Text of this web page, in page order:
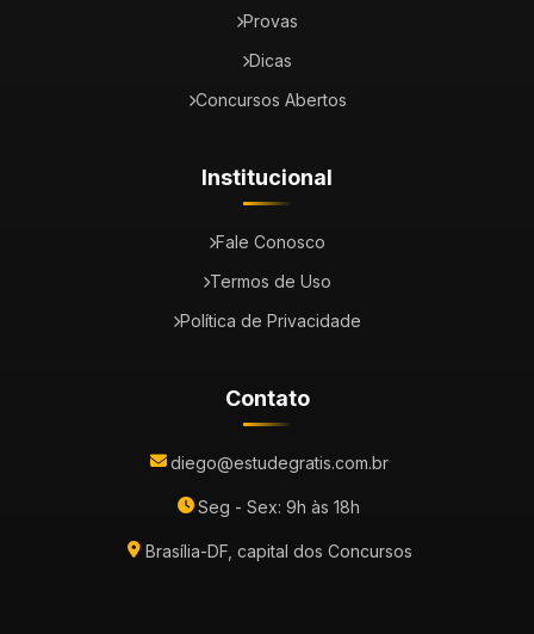
Provas
Dicas
Concursos Abertos
Institucional
Fale Conosco
Termos de Uso
Política de Privacidade
Contato
diego@estudegratis.com.br
Seg - Sex: 9h às 18h
Brasília-DF, capital dos Concursos